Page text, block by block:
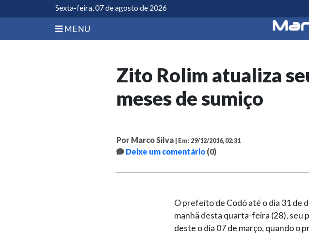
Sexta-feira, 07 de agosto de 2026
MENU
Zito Rolim atualiza
meses de sumiço
Por Marco Silva | Em: 29/12/2016, 02:31
Deixe um comentário (0)
O prefeito de Codó até o dia 31 de
manhã desta quarta-feira (28), seu
deste o dia 07 de março, quando o